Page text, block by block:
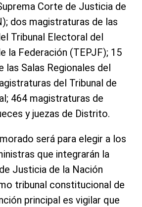
Corte de Justicia de
dos magistraturas de las
Tribunal Electoral del
la Federación (TEPJF); 15
las Salas Regionales del
del Tribunal de
464 magistraturas de
y juezas de Distrito.
será para elegir a los
que integrarán la
Justicia de la Nación
tribunal constitucional de
principal es vigilar que